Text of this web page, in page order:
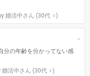
婚活中さん (30代 ♀)
分の年齢を分かってない感
婚活中さん (30代 ♀)